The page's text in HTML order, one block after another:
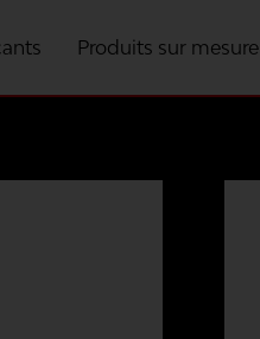
Produits sur mesure